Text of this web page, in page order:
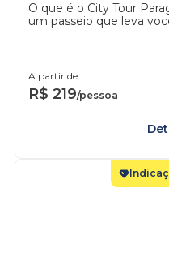
O que é o City Tour
um passeio que leva
A partir de
R$ 219/pessoa